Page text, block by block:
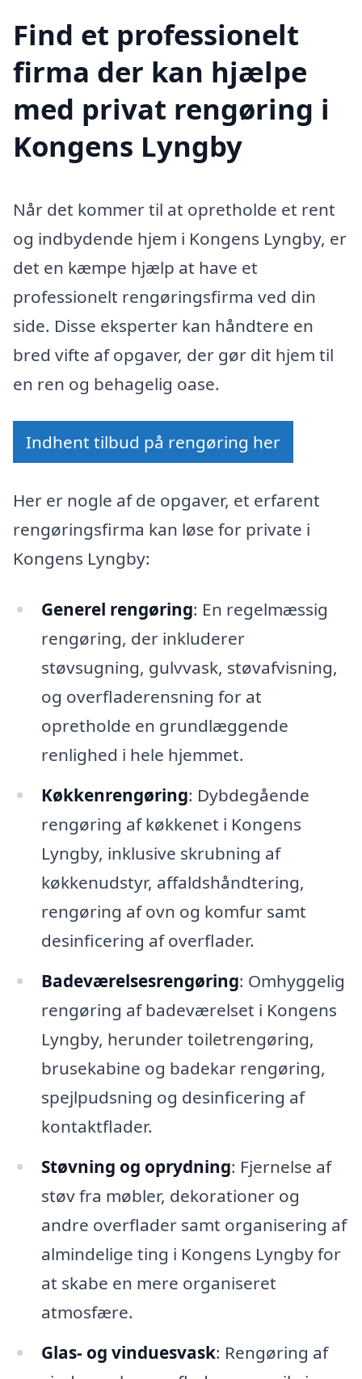
Find et professionelt
firma der kan hjælpe
med privat rengøring i
Kongens Lyngby
Når det kommer til at opretholde et rent
og indbydende hjem i Kongens Lyngby, er
det en kæmpe hjælp at have et
professionelt rengøringsfirma ved din
side. Disse eksperter kan håndtere en
bred vifte af opgaver, der gør dit hjem til
en ren og behagelig oase.
Indhent tilbud på rengøring her
Her er nogle af de opgaver, et erfarent
rengøringsfirma kan løse for private i
Kongens Lyngby:
Generel rengøring: En regelmæssig
rengøring, der inkluderer
støvsugning, gulvvask, støvafvisning,
og overfladerensning for at
opretholde en grundlæggende
renlighed i hele hjemmet.
Køkkenrengøring: Dybdegående
rengøring af køkkenet i Kongens
Lyngby, inklusive skrubning af
køkkenudstyr, affaldshåndtering,
rengøring af ovn og komfur samt
desinficering af overflader.
Badeværelsesrengøring: Omhyggelig
rengøring af badeværelset i Kongens
Lyngby, herunder toiletrengøring,
brusekabine og badekar rengøring,
spejlpudsning og desinficering af
kontaktflader.
Støvning og oprydning: Fjernelse af
støv fra møbler, dekorationer og
andre overflader samt organisering af
almindelige ting i Kongens Lyngby for
at skabe en mere organiseret
atmosfære.
Glas- og vinduesvask: Rengøring af